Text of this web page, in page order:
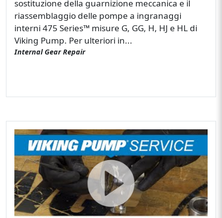
sostituzione della guarnizione meccanica e il
riassemblaggio delle pompe a ingranaggi
interni 475 Series™ misure G, GG, H, HJ e HL di
Viking Pump. Per ulteriori in...
Internal Gear Repair